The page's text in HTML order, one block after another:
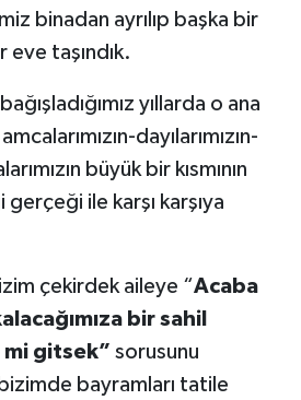
binadan ayrılıp başka bir
eve taşındık.
yıllarda o ana
dayılarımızın-
büyük bir kısmının
ile karşı karşıya
çekirdek aileye “Acaba
bir sahil
mi gitsek” sorusunu
bayramları tatile